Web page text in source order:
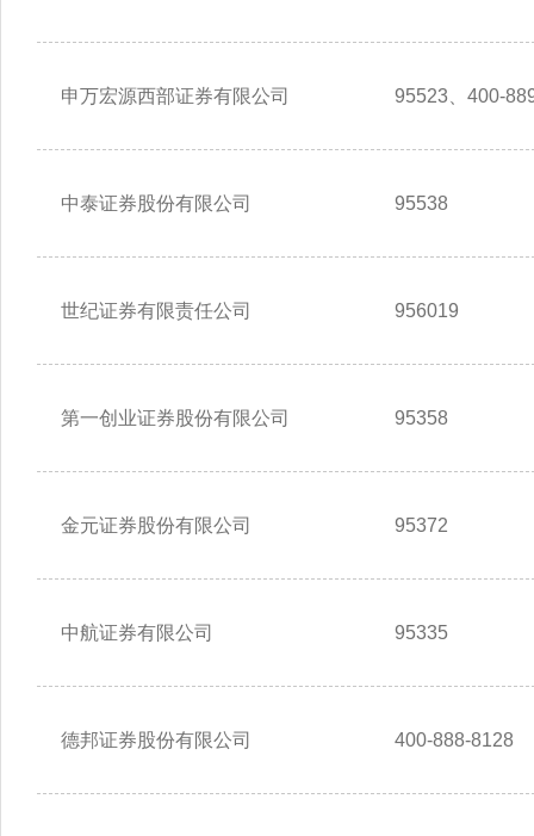
申万宏源西部证券有限公司 95523、400-
中泰证券股份有限公司 95538
世纪证券有限责任公司 956019
第一创业证券股份有限公司 95358
金元证券股份有限公司 95372
中航证券有限公司 95335
德邦证券股份有限公司 400-888-8128